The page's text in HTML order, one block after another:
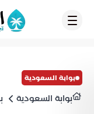
بوابة السعودية
بوابة السعودية